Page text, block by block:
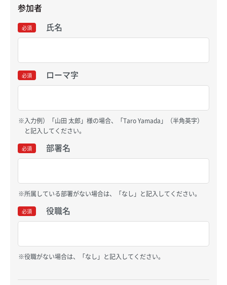
参加者
必須 氏名
必須 ローマ字
入力例）「山田 太郎」様の場合、「Taro Yamada」（半角英字）
と記入してください。
必須 部署名
所属している部署がない場合は、「なし」と記入してください。
必須 役職名
役職がない場合は、「なし」と記入してください。